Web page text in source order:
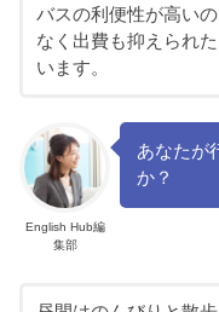
バスの利便性が高い
なく出費も抑えられ
います。
English Hub編
集部
あなたが
か？